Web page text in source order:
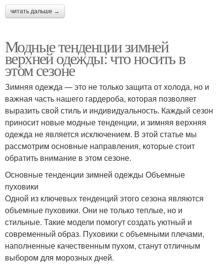
читать дальше →
Модные тенденции зимней
верхней одежды: что носить в
этом сезоне
Зимняя одежда — это не только защита от холода, но и
важная часть нашего гардероба, которая позволяет
выразить свой стиль и индивидуальность. Каждый сезон
приносит новые модные тенденции, и зимняя верхняя
одежда не является исключением. В этой статье мы
рассмотрим основные направления, которые стоит
обратить внимание в этом сезоне.
Основные тенденции зимней одежды Объемные
пуховики
Одной из ключевых тенденций этого сезона являются
объемные пуховики. Они не только теплые, но и
стильные. Такие модели помогут создать уютный и
современный образ. Пуховики с объемными плечами,
наполненные качественным пухом, станут отличным
выбором для морозных дней.